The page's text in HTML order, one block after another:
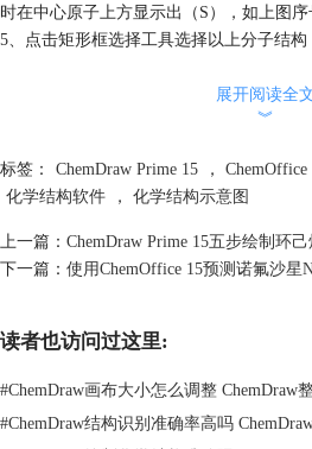
时在中心原子上方显示出（S），如上图序
5、点击矩形框选择工具选择以上分子结构
6、点击矩形框选择工具选择以上分子结
形粗体键改变为楔形间隔键，如上图序号
以上就是使用ChemDraw Prime 15绘制立
要学习更多ChemDraw化学工具的使用技
ChemOffice加载项
展开阅读全
︾
标签： ChemDraw Prime 15 ， ChemOffice
化学结构软件
， 化学结构示意图
上一篇： ChemDraw Prime 15五步绘制环
下一篇： 使用ChemOffice 15预测诺氟沙星
读者也访问过这里:
#ChemDraw画布大小怎么调整 ChemDraw
#ChemDraw结构识别准确率高吗